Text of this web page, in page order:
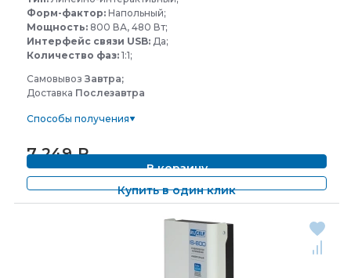
Форм-фактор: Напольный;
Мощность: 800 ВА, 480 Вт;
Интерфейс связи USB: Да;
Количество фаз: 1:1;
Самовывоз Завтра;
Доставка Послезавтра
Способы получения
7 249₽
Купить в один клик
В корзину